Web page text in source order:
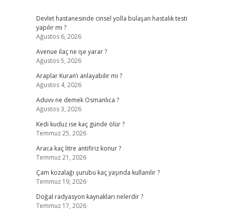
Devlet hastanesinde cinsel yolla bulaşan hastalık testi
yapılır mı ?
Ağustos 6, 2026
Avenue ilaç ne işe yarar ?
Ağustos 5, 2026
Araplar Kuran’ı anlayabilir mi ?
Ağustos 4, 2026
Aduvv ne demek Osmanlıca ?
Ağustos 3, 2026
Kedi kuduz ise kaç günde ölür ?
Temmuz 25, 2026
Araca kaç litre antifiriz konur ?
Temmuz 21, 2026
Çam kozalağı şurubu kaç yaşında kullanılır ?
Temmuz 19, 2026
Doğal radyasyon kaynakları nelerdir ?
Temmuz 17, 2026